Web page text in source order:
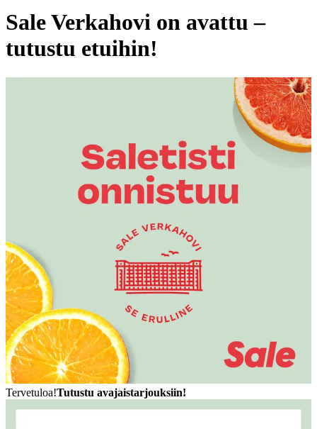
Sale Verkahovi on avattu –
tutustu etuihin!
Tervetuloa!Tutustu avajaistarjouksiin!